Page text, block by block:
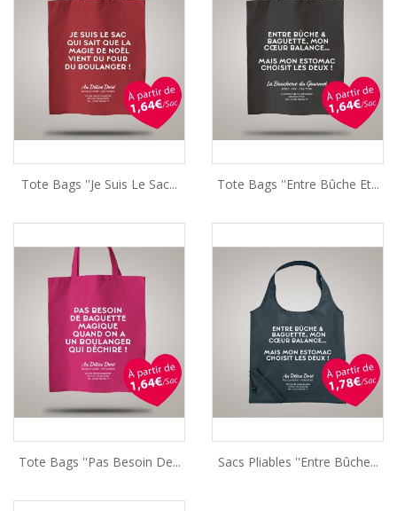
Tote Bags ''Je Suis Le Sac... Tote Bags ''Entre Bûche Et...
Tote Bags ''Pas Besoin De... Sacs Pliables ''Entre Bûche...